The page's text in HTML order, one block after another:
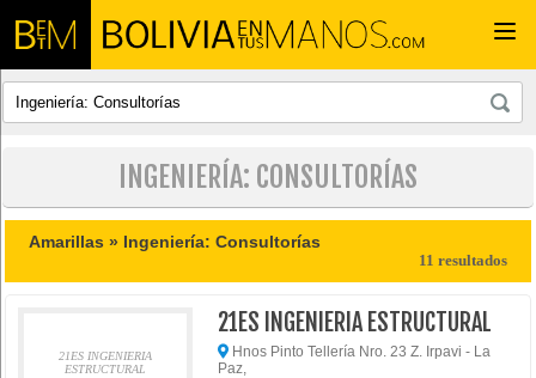
INGENIERÍA: CONSULTORÍAS
Amarillas » Ingeniería: Consultorías
11 resultados
21ES INGENIERIA
ESTRUCTURAL
21ES INGENIERIA ESTRUCTURAL
Hnos Pinto Tellería Nro. 23 Z. Irpavi - La
Paz,